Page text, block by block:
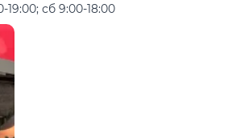
19:00; сб 9:00-18:00